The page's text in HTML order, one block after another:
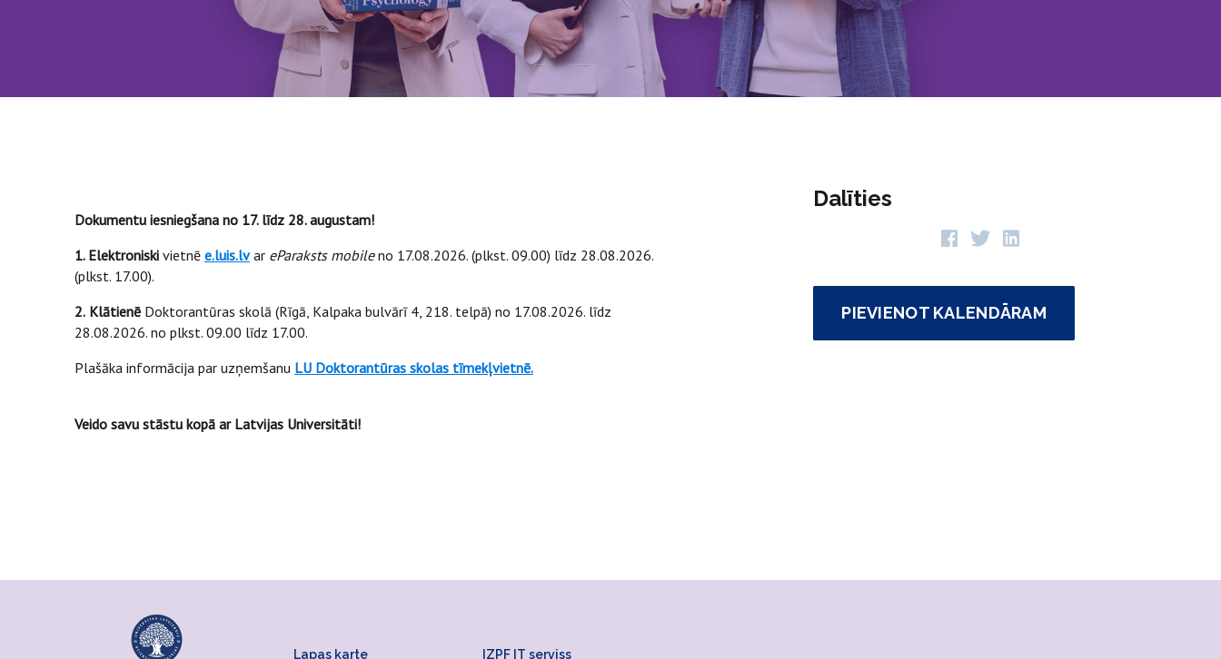
Dokumentu iesniegšana no 17. līdz 28. augustam!
1. Elektroniski vietnē e.luis.lv ar eParaksts mobileno 17.08.2026. (plkst. 09.00) līdz 28.08.2026.
(plkst. 17.00).
2. Klātienē Doktorantūras skolā (Rīgā, Kalpaka bulvārī 4, 218. telpā) no 17.08.2026. līdz
28.08.2026. no plkst. 09.00 līdz 17.00.
Plašāka informācija par uzņemšanu LU Doktorantūras skolas tīmekļvietnē.
Veido savu stāstu kopā ar Latvijas Universitāti!
Dalīties
PIEVIENOT KALENDĀRAM
Lapas karte IZPF IT serviss